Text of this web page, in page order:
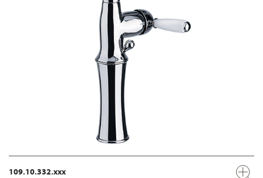
109.10.332.xxx